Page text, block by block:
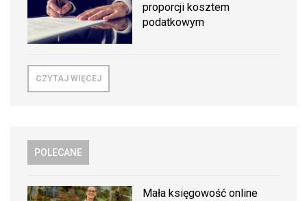
proporcji kosztem
podatkowym
CZYTAJ WIĘCEJ
POLECANE
Mała księgowość online